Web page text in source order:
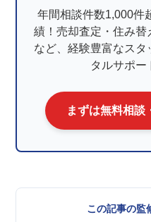
年間相談件数1,000件
績！売却査定・住み替
など、経験豊富なス
タルサポー
まずは無料相
この記事の監